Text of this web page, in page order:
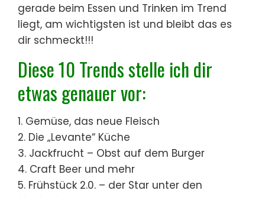
gerade beim Essen und Trinken im Trend
liegt, am wichtigsten ist und bleibt das es
dir schmeckt!!!
Diese 10 Trends stelle ich dir
etwas genauer vor:
1. Gemüse, das neue Fleisch
2. Die „Levante“ Küche
3. Jackfrucht – Obst auf dem Burger
4. Craft Beer und mehr
5. Frühstück 2.0. – der Star unter den